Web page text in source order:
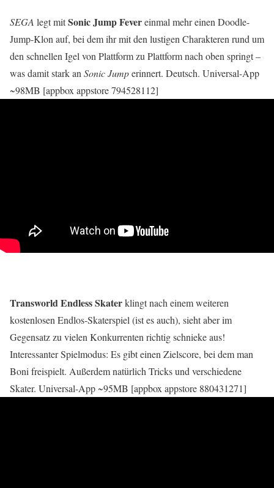
SEGA legt mitSonic Jump Fevereinmal mehr einen Doodle-
Jump-Klon auf, bei dem ihr mit den lustigen Charakteren rund um
den schnellen Igel von Plattform zu Plattform nach oben springt –
was damit stark an Sonic Jumperinnert. Deutsch. Universal-App
~98MB [appbox appstore 794528112]
Transworld Endless Skaterklingt nach einem weiteren
kostenlosen Endlos-Skaterspiel (ist es auch), sieht aber im
Gegensatz zu vielen Konkurrenten richtig schnieke aus!
Interessanter Spielmodus: Es gibt einen Zielscore, bei dem man
Boni freispielt. Außerdem natürlich Tricks und verschiedene
Skater. Universal-App ~95MB [appbox appstore 880431271]